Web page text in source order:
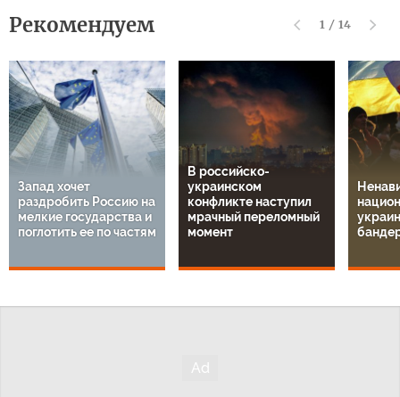
Рекомендуем 1 / 14
Запад хочет
раздробить Россию на
мелкие государства и
поглотить ее по частям
В российско-
украинском
конфликте наступил
мрачный переломный
момент